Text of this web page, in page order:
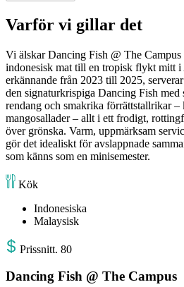
Varför vi gillar det
Vi älskar Dancing Fish @ The
indonesisk mat till en tropisk flykt mitt
erkännande från 2023 till 2025,
den signaturkrispiga Dancing Fish
rendang och smakrika förrättstallrikar
mangosallader – allt i ett frodigt,
över grönska. Varm, uppmärksam
gör det idealiskt för avslappnade
som känns som en minisemester.
Kök
Indonesiska
Malaysisk
Prissnitt. 80
Dancing Fish @ The Campus